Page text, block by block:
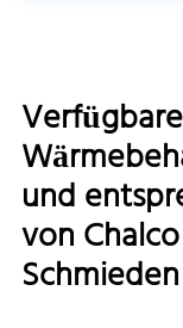
Verfügbare
und
von
Schmieden